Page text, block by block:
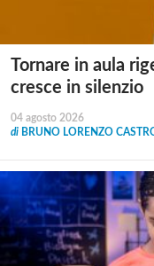
Tornare in aula
cresce in silenzio
04 agosto 2026
di BRUNO LORENZO